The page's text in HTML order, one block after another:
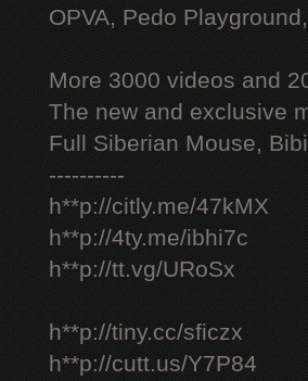
OPVA, Pedo
More 3000 videos and
The new and exclusive
Full Siberian Mouse,
----------
h**p://citly.me/47kMX
h**p://4ty.me/ibhi7c
h**p://tt.vg/URoSx
h**p://tiny.cc/sficzx
h**p://cutt.us/Y7P84